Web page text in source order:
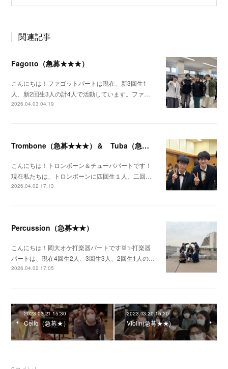
関連記事
Fagotto（急募★★★）
こんにちは！ファゴットパートは現在、新3回生1
人、新2回生3人の計4人で活動しています。ファ…
2026.04.03 04:19
Trombone（急募★★★）＆ Tuba（急募★★）
こんにちは！トロンボーン＆チューバパートです！
現在私たちは、トロンボーンに四回生１人、二回…
2026.04.02 17:13
Percussion（急募★★）
こんにちは！岡大オケ打楽器パートです🥁✨️打楽器
パートは、現在4回生2人、3回生3人、2回生1人の…
2026.04.02 17:05
2023.03.21 15:30
Cello（急募★）
2023.03.20 15:30
Violin(急募★★)